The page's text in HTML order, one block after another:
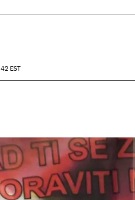
EST
Facebook
en TwitterRedes Sociales